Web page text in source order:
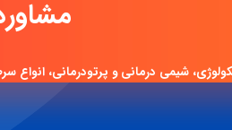
شیمی درمانی و پرتودرمانی، انواع